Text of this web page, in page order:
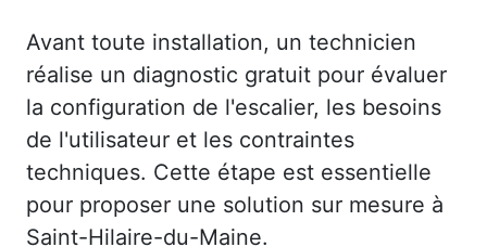
Avant toute installation, un technicien
réalise un diagnostic gratuit pour évaluer
la configuration de l'escalier, les besoins
de l'utilisateur et les contraintes
techniques. Cette étape est essentielle
pour proposer une solution sur mesure à
Saint-Hilaire-du-Maine.